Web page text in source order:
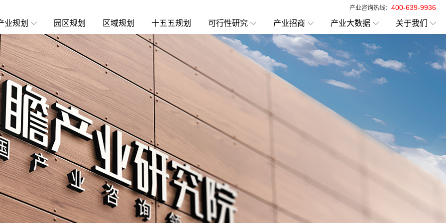
产业咨询热线： 400-639-9936
业规划 园区规划 区域规划 十五五规划 可行性研究 产业招商 产业大数据 关于我们